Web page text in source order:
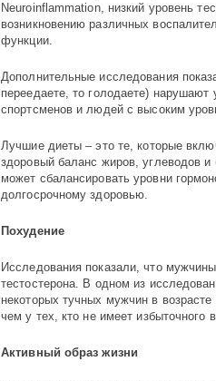
Neuroinflammation, низкий уровень
возникновению различных
функции.
Дополнительные исследования
переедаете, то голодаете)
спортсменов и людей с высоким
Лучшие диеты – это те, которые
здоровый баланс жиров, углеводов и
может сбалансировать уровни
долгосрочному здоровью.
Похудение
Исследования показали, что
тестостерона. В одном из
некоторых тучных мужчин в
чем у тех, кто не имеет избыточного
Активный образ жизни